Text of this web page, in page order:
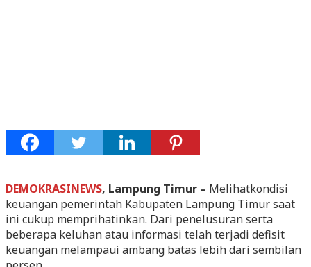
DEMOKRASINEWS, Lampung Timur – Melihatkondisi
keuangan pemerintah Kabupaten Lampung Timur saat
ini cukup memprihatinkan. Dari penelusuran serta
beberapa keluhan atau informasi telah terjadi defisit
keuangan melampaui ambang batas lebih dari sembilan